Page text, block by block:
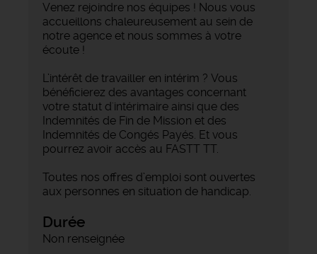
Venez rejoindre nos équipes ! Nous vous
accueillons chaleureusement au sein de
notre agence et nous sommes à votre
écoute !
L’intérêt de travailler en intérim ? Vous
bénéficierez des avantages concernant
votre statut d'intérimaire ainsi que des
Indemnités de Fin de Mission et des
Indemnités de Congés Payés. Et vous
pourrez avoir accès au FASTT TT.
Toutes nos offres d’emploi sont ouvertes
aux personnes en situation de handicap.
Durée
Non renseignée